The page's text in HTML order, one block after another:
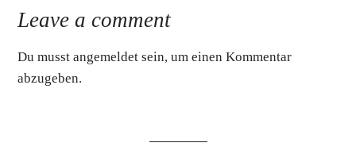
Leave a comment
Du musstangemeldet sein, um einen Kommentar
abzugeben.